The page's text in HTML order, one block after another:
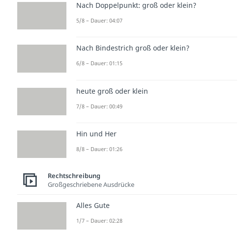
Nach Doppelpunkt: groß oder klein?
5/8 – Dauer: 04:07
Nach Bindestrich groß oder klein?
6/8 – Dauer: 01:15
heute groß oder klein
7/8 – Dauer: 00:49
Hin und Her
8/8 – Dauer: 01:26
Rechtschreibung
Großgeschriebene Ausdrücke
Alles Gute
1/7 – Dauer: 02:28